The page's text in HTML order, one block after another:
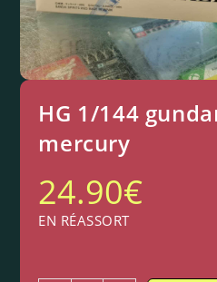
HG 1/144
mercury
24.90€
EN RÉASSORT